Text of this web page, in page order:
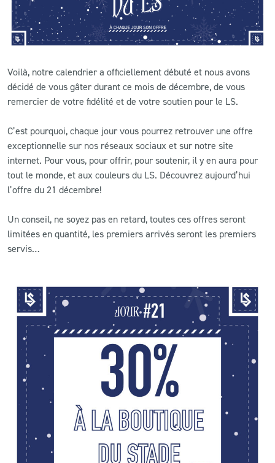
CLUB
ACTUALITÉS
L’APP DU LS
LS ACADEMY CAMPS
MATCH DES CELEBRITES
PRESSE ET MEDIAS
Voilà, notre calendrier a officiellement débuté et nous avons
décidé de vous gâter durant ce mois de décembre, de vous
remercier de votre fidélité et de votre soutien pour le LS.
C’est pourquoi, chaque jour vous pourrez retrouver une offre
exceptionnelle sur nos réseaux sociaux et sur notre site
internet. Pour vous, pour offrir, pour soutenir, il y en aura pour
tout le monde, et aux couleurs du LS. Découvrez aujourd’hui
l’offre du 21 décembre!
Un conseil, ne soyez pas en retard, toutes ces offres seront
limitées en quantité, les premiers arrivés seront les premiers
servis…